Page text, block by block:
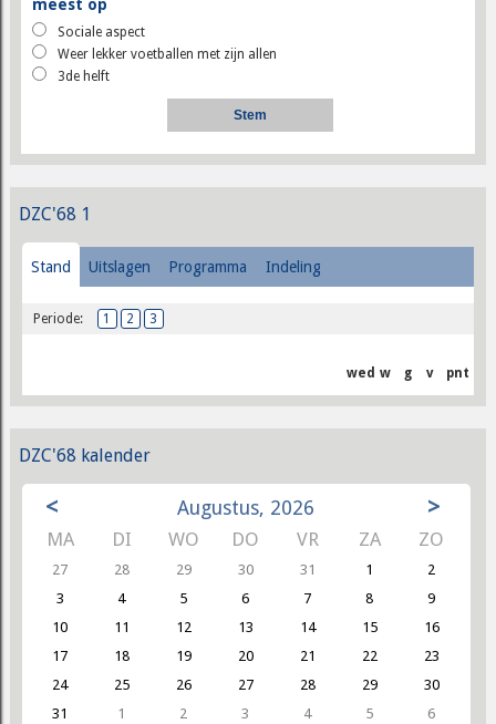
meest op
Sociale aspect
Weer lekker voetballen met zijn allen
3de helft
DZC'68 1
Stand Uitslagen Programma Indeling
Periode: 1 2 3
wed w g v pnt
DZC'68 kalender
< Augustus, 2026 >
MA DI WO DO VR ZA ZO
27 28 29 30 31 1
2
3
4 5 6 7 8
9
10
11 12 13 14 15
16
17
18 19 20 21 22
23
24
25 26 27 28 29
30
31
1 2 3 4 5 6